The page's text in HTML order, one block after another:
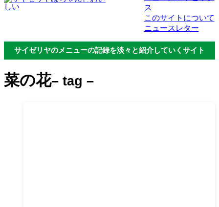
ス
このサイトについて
ニュースレター
サイゼリヤのメニューの記録を淡々と紹介していくサイト
菜の花– tag –